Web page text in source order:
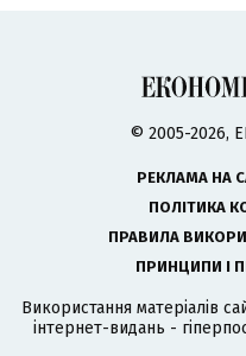
© 2005-2026,
РЕКЛАМА НА
ПОЛІТИКА
ПРАВИЛА
ПРИНЦИПИ І
Використання матеріалів
інтернет-видань -